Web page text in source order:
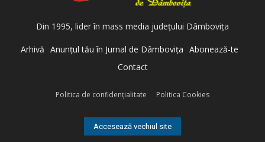
Din 1995, lider în mass media judeţului Dâmboviţa
Arhivă Anunţul tău în Jurnal de Dâmboviţa Abonează-te
Contact
Politica de confidenţialitate Politica Cookies
Accesează vechiul site